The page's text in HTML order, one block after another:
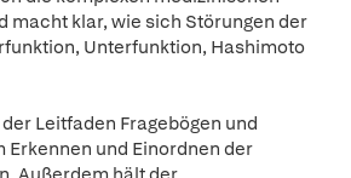
macht klar, wie sich Störungen der
Unterfunktion, Hashimoto
Leitfaden Fragebögen und
Erkennen und Einordnen der